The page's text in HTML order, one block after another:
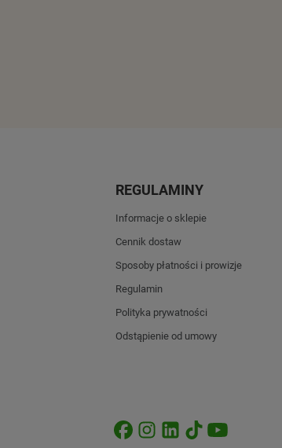
REGULAMINY
Informacje o sklepie
Cennik dostaw
Sposoby płatności i prowizje
Regulamin
Polityka prywatności
Odstąpienie od umowy